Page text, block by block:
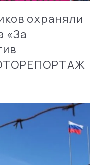
охраняли
«За